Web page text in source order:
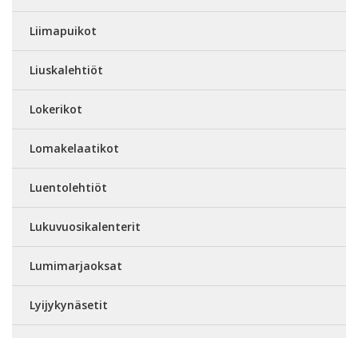
Liimapuikot
Liuskalehtiöt
Lokerikot
Lomakelaatikot
Luentolehtiöt
Lukuvuosikalenterit
Lumimarjaoksat
Lyijykynäsetit